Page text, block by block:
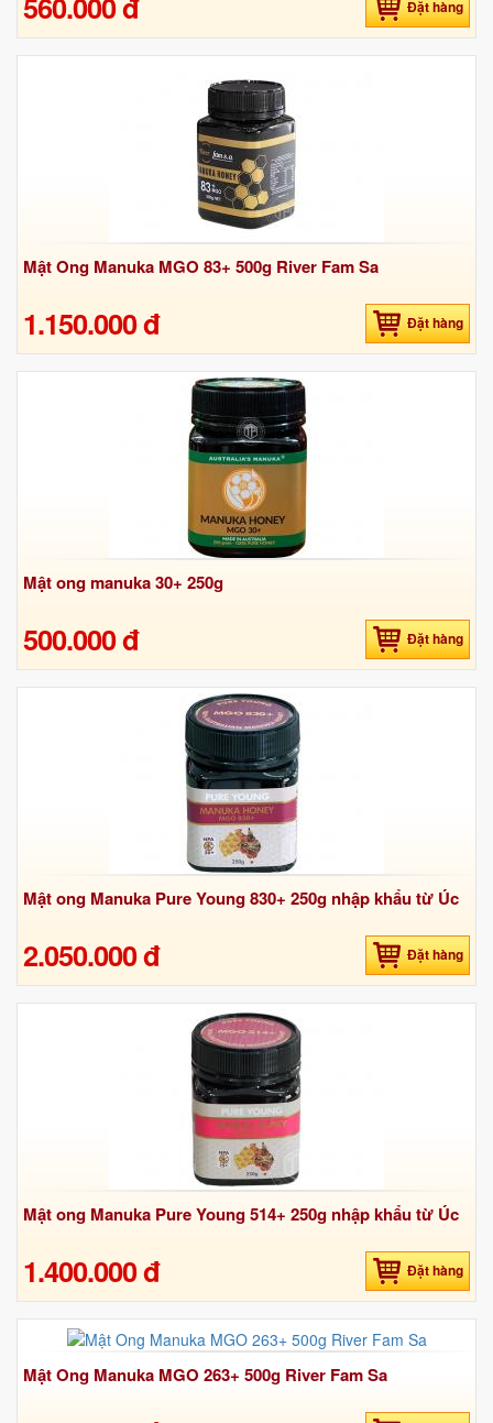
Đặt hàng
Mật Ong Manuka MGO 83+ 500g River Fam Sa
1.150.000 đ Đặt hàng
Mật ong manuka 30+ 250g
500.000 đ Đặt hàng
Mật ong Manuka Pure Young 830+ 250g nhập khẩu từ Úc
2.050.000 đ Đặt hàng
Mật ong Manuka Pure Young 514+ 250g nhập khẩu từ Úc
1.400.000 đ Đặt hàng
Mật Ong Manuka MGO 263+ 500g River Fam Sa